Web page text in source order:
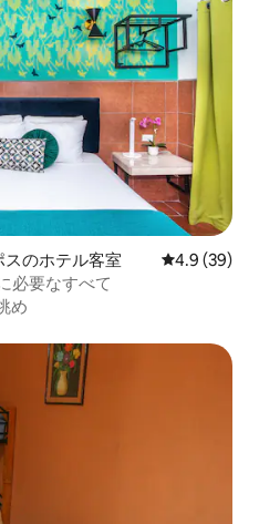
のホテル客室 レビュー39
4.9 (39)
必要なすべて
め